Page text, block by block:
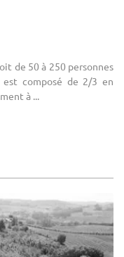
de 50 à 250 personnes
composé de 2/3 en
à ...